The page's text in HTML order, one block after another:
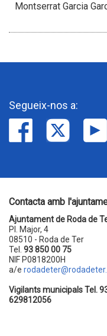
Montserrat Garcia
Segueix-nos a:
Contacta amb
Ajuntament de Roda de
Pl. Major, 4
08510 - Roda de Ter
Tel. 93 850 00 75
NIF P0818200H
a/e
Vigilants municipals Tel.
629812056